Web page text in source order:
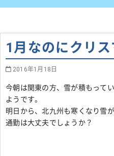
1月なのにクリ
2016年1月18日
今朝は関東の方、雪が積もって
ようです。
明日から、北九州も寒くなり雪
通勤は大丈夫でしょうか？